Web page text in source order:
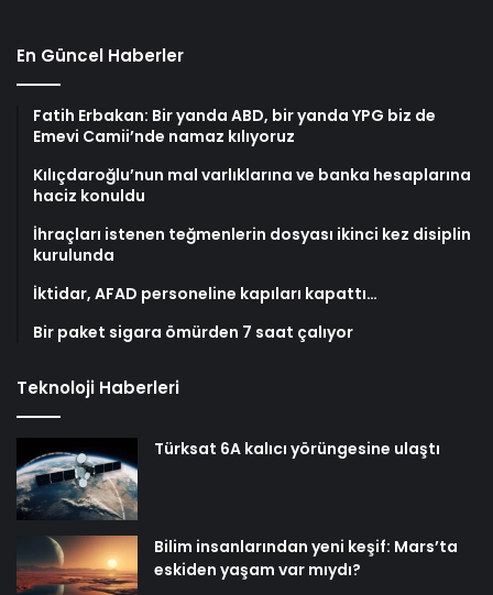
En Güncel Haberler
Fatih Erbakan: Bir yanda ABD, bir yanda YPG biz de
Emevi Camii’nde namaz kılıyoruz
Kılıçdaroğlu’nun mal varlıklarına ve banka hesaplarına
haciz konuldu
İhraçları istenen teğmenlerin dosyası ikinci kez disiplin
kurulunda
İktidar, AFAD personeline kapıları kapattı…
Bir paket sigara ömürden 7 saat çalıyor
Teknoloji Haberleri
Türksat 6A kalıcı yörüngesine ulaştı
Bilim insanlarından yeni keşif: Mars’ta
eskiden yaşam var mıydı?